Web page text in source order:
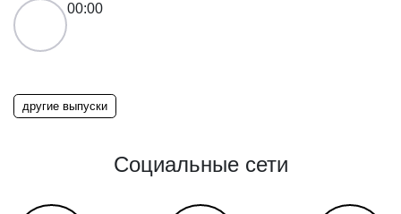
00:00
другие выпуски
Социальные сети